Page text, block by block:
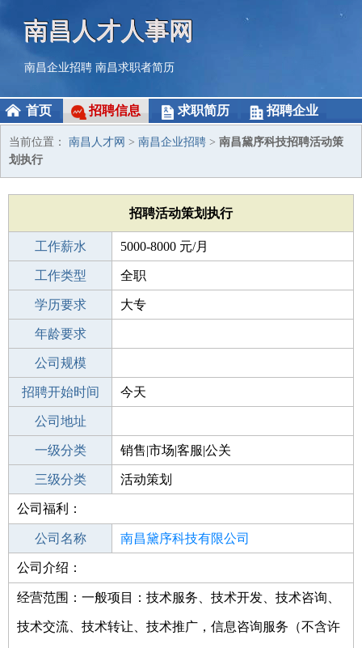
南昌人才人事网
南昌企业招聘 南昌求职者简历
首页 招聘信息 求职简历 招聘企业
当前位置： 南昌人才网 > 南昌企业招聘 > 南昌黛序科技招聘活动策
划执行
招聘活动策划执行
工作薪水 5000-8000 元/月
招聘人数 若干
工作类型 全职
性别要求 -
学历要求 大专
工作经验
年龄要求
工作地点
公司规模
公司电话
招聘开始时间 今天
招聘结束时间
公司地址
一级分类 销售|市场|客服|公关
二级分类 公关
三级分类 活动策划
其他行业
公司福利：
公司名称 南昌黛序科技有限公司
公司类型
公司介绍：
经营范围：一般项目：技术服务、技术开发、技术咨询、
技术交流、技术转让、技术推广，信息咨询服务（不含许